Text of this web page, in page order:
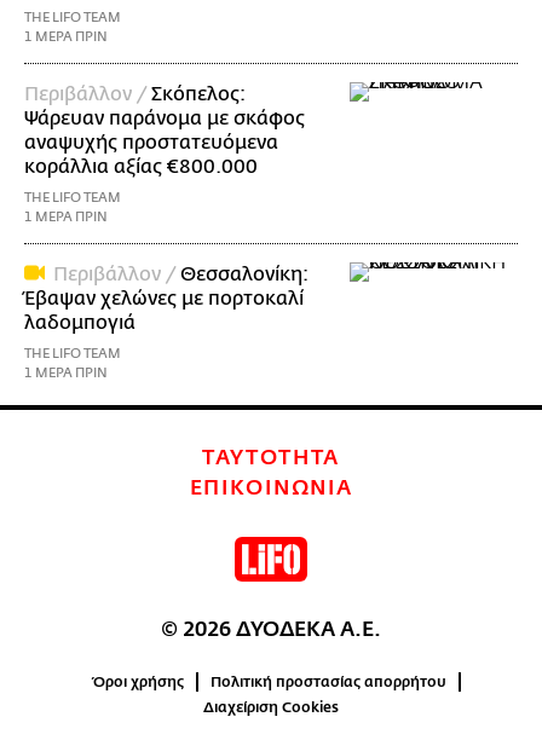
THE LIFO TEAM
1 ΜΕΡΑ ΠΡΙΝ
Περιβάλλον / Σκόπελος:
Ψάρευαν παράνομα με σκάφος
αναψυχής προστατευόμενα
κοράλλια αξίας €800.000
THE LIFO TEAM
1 ΜΕΡΑ ΠΡΙΝ
Περιβάλλον / Θεσσαλονίκη:
Έβαψαν χελώνες με πορτοκαλί
λαδομπογιά
THE LIFO TEAM
1 ΜΕΡΑ ΠΡΙΝ
ΤΑΥΤΟΤΗΤΑ
ΕΠΙΚΟΙΝΩΝΙΑ
© 2026 ΔΥΟΔΕΚΑ Α.Ε.
Όροι χρήσης
Πολιτική προστασίας απορρήτου
Διαχείριση Cookies